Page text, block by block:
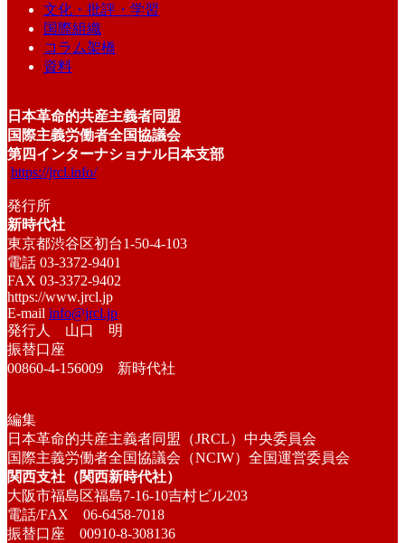
文化・批評・学習
国際組織
コラム架橋
資料
日本革命的共産主義者同盟
国際主義労働者全国協議会
第四インターナショナル日本支部
https://jrcl.info/
発行所
新時代社
東京都渋谷区初台1-50-4-103
電話 03-3372-9401
FAX 03-3372-9402
https://www.jrcl.jp
E-mail info@jrcl.jp
発行人 山口 明
振替口座
00860-4-156009 新時代社
編集
日本革命的共産主義者同盟（JRCL）中央委員会
国際主義労働者全国協議会（NCIW）全国運営委員会
関西支社（関西新時代社）
大阪市福島区福島7-16-10吉村ビル203
電話/FAX 06-6458-7018
振替口座 00910-8-308136